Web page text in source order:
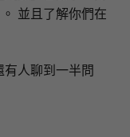
並且了解你們在
人聊到一半問